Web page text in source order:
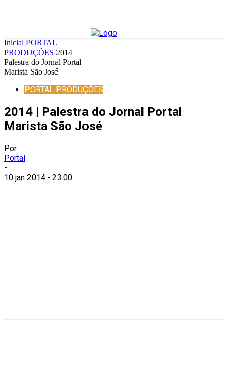
Inicial PORTAL
PRODUÇÕES 2014 |
Palestra do Jornal Portal
Marista São José
PORTAL PRODUÇÕES
2014 | Palestra do Jornal Portal
Marista São José
Por
Portal
-
10 jan 2014 - 23:00